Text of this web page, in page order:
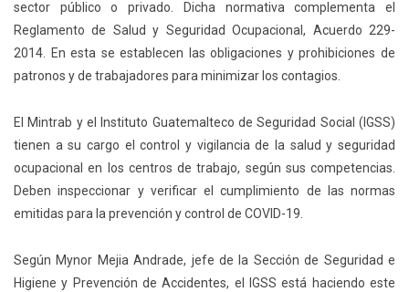
sector público o privado. Dicha normativa complementa el
Reglamento de Salud y Seguridad Ocupacional, Acuerdo 229-
2014. En esta se establecen las obligaciones y prohibiciones de
patronos y de trabajadores para minimizar los contagios.
El Mintrab y el Instituto Guatemalteco de Seguridad Social (IGSS)
tienen a su cargo el control y vigilancia de la salud y seguridad
ocupacional en los centros de trabajo, según sus competencias.
Deben inspeccionar y verificar el cumplimiento de las normas
emitidas para la prevención y control de COVID-19.
Según Mynor Mejia Andrade, jefe de la Sección de Seguridad e
Higiene y Prevención de Accidentes, el IGSS está haciendo este